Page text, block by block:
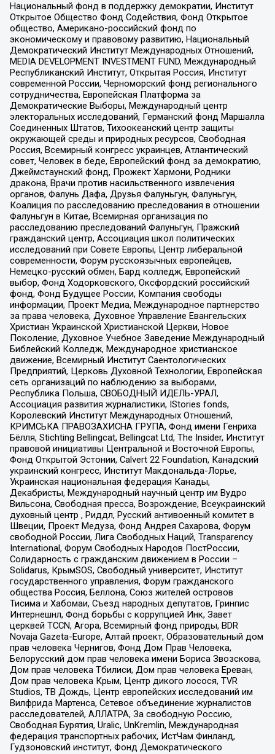
Национальный фонд в поддержку демократии, Институт
Открытое Общество Фонд Содействия, Фонд Открытое
общество, Американо-российский фонд по
экономическому и правовому развитию, Национальный
Демократический Институт Международных Отношений,
MEDIA DEVELOPMENT INVESTMENT FUND, Международный
Республиканский Институт, Открытая Россия, Институт
современной России, Черноморский фонд регионального
сотрудничества, Европейская Платформа за
Демократические Выборы, Международный центр
электоральных исследований, Германский фонд Маршалла
Соединенных Штатов, Тихоокеанский центр защиты
окружающей среды и природных ресурсов, Свободная
Россия, Всемирный конгресс украинцев, Атлантический
совет, Человек в беде, Европейский фонд за демократию,
Джеймстаунский фонд, Прожект Хармони, Родники
дракона, Врачи против насильственного извлечения
органов, Фалунь Дафа, Друзья Фалуньгун, Фалуньгун,
Коалиция по расследованию преследования в отношении
Фалуньгун в Китае, Всемирная организация по
расследованию преследований Фалуньгун, Пражский
гражданский центр, Ассоциация школ политических
исследований при Совете Европы, Центр либеральной
современности, Форум русскоязычных европейцев,
Немецко-русский обмен, Бард колледж, Европейский
выбор, Фонд Ходорковского, Оксфордский российский
фонд, Фонд Будущее России, Компания свободы
информации, Проект Медиа, Международное партнерство
за права человека, Духовное Управление Евангельских
Христиан Украинской Христианской Церкви, Новое
Поколение, Духовное Учебное Заведение Международный
Библейский Колледж, Международное христианское
движение, Всемирный Институт Саентологических
Предприятий, Церковь Духовной Технологии, Европейская
сеть организаций по наблюдению за выборами,
Республика Польша, СВОБОДНЫЙ ИДЕЛЬ-УРАЛ,
Ассоциация развития журналистики, IStories fonds,
Королевский Институт Международных Отношений,
КРИМСЬКА ПРАВОЗАХИСНА ГРУПА, Фонд имени Генриха
Бёлля, Stichting Bellingcat, Bellingcat Ltd, The Insider, Институт
правовой инициативы Центральной и Восточной Европы,
Фонд Открытой Эстонии, Calvert 22 Foundation, Канадский
украинский конгресс, Институт Макдональда-Лорье,
Украинская национальная федерация Канады,
Декабристы, Международный научный центр им Вудро
Вильсона, Свободная пресса, Возрождение, Всеукраинский
духовный центр , Риддл, Русский антивоенный комитет в
Швеции, Проект Медуза, Фонд Андрея Сахарова, Форум
свободной России, Лига Свободных Наций, Transparеncy
International, Форум Свободных Народов ПостРоссии,
Солидарность с гражданским движением в России –
Solidarus, КрымSOS, Свободный университет, Институт
государственного управления, Форум гражданского
общества Россия, Беллона, Союз жителей островов
Тисима и Хабомаи, Съезд народных депутатов, Гринпис
Интернешнл, Фонд борьбы с коррупцией Инк, Завет
церквей TCCN, Агора, Всемирный фонд природы, BDR
Novaja Gazeta-Europe, Алтай проект, Образовательный дом
прав человека Чернигов, Фонд Дом Прав Человека,
Белорусский дом прав человека имени Бориса Звозскова,
Дом прав человека Тбилиси, Дом прав человека Ереван,
Дом прав человека Крым, Центр дикого лосося, TVR
Studios, ТВ Дождь, Центр европейских исследований им
Вилфрида Мартенса, Сетевое объединение журналистов
расследователей, АЛЛАТРА, За свободную Россию,
Свободная Бурятия, Uralic, UnKremlin, Международная
федерация транспортных рабочих, ИстЧам Финланд,
Гудзоновский институт, Фонд Демократического